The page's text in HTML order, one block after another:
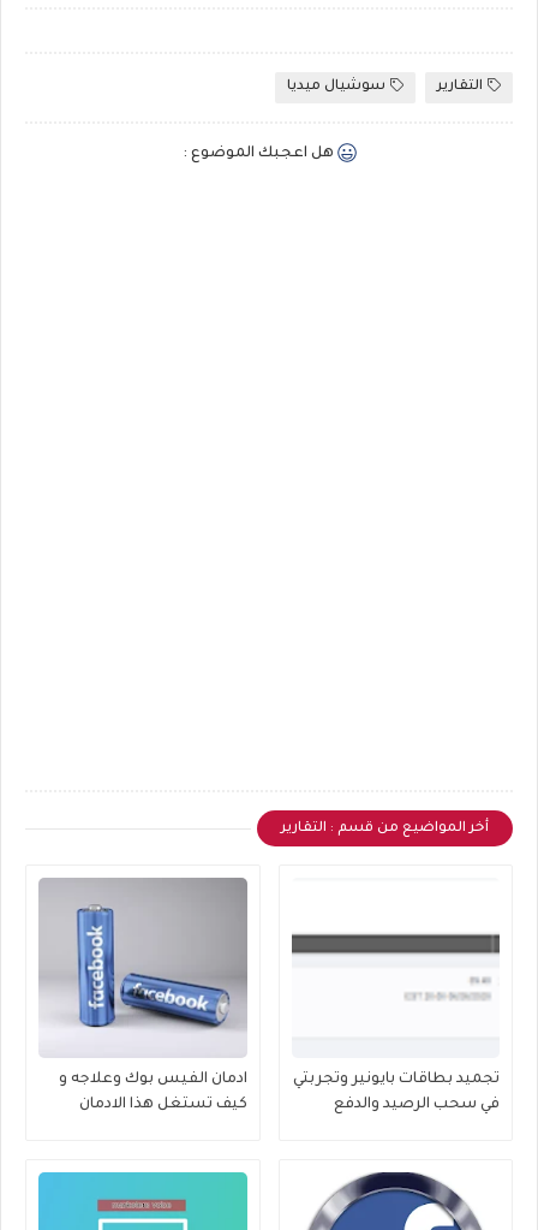
التقارير سوشيال ميديا
هل اعجبك الموضوع :
أخر المواضيع من قسم : التقارير
تجميد بطاقات بايونير وتجربتي
في سحب الرصيد والدفع
ادمان الفيس بوك وعلاجه و
كيف تستغل هذا الادمان